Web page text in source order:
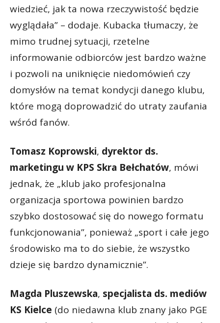
wiedzieć, jak ta nowa rzeczywistość będzie
wyglądała” – dodaje. Kubacka tłumaczy, że
mimo trudnej sytuacji, rzetelne
informowanie odbiorców jest bardzo ważne
i pozwoli na uniknięcie niedomówień czy
domysłów na temat kondycji danego klubu,
które mogą doprowadzić do utraty zaufania
wśród fanów.
Tomasz Koprowski, dyrektor ds.
marketingu w KPS Skra Bełchatów, mówi
jednak, że „klub jako profesjonalna
organizacja sportowa powinien bardzo
szybko dostosować się do nowego formatu
funkcjonowania”, ponieważ „sport i całe jego
środowisko ma to do siebie, że wszystko
dzieje się bardzo dynamicznie”.
Magda Pluszewska, specjalista ds. mediów
KS Kielce (do niedawna klub znany jako PGE